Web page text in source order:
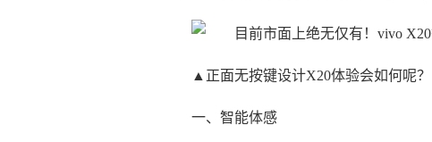
▲正面无按键设计X20体验会如何呢？
一、智能体感